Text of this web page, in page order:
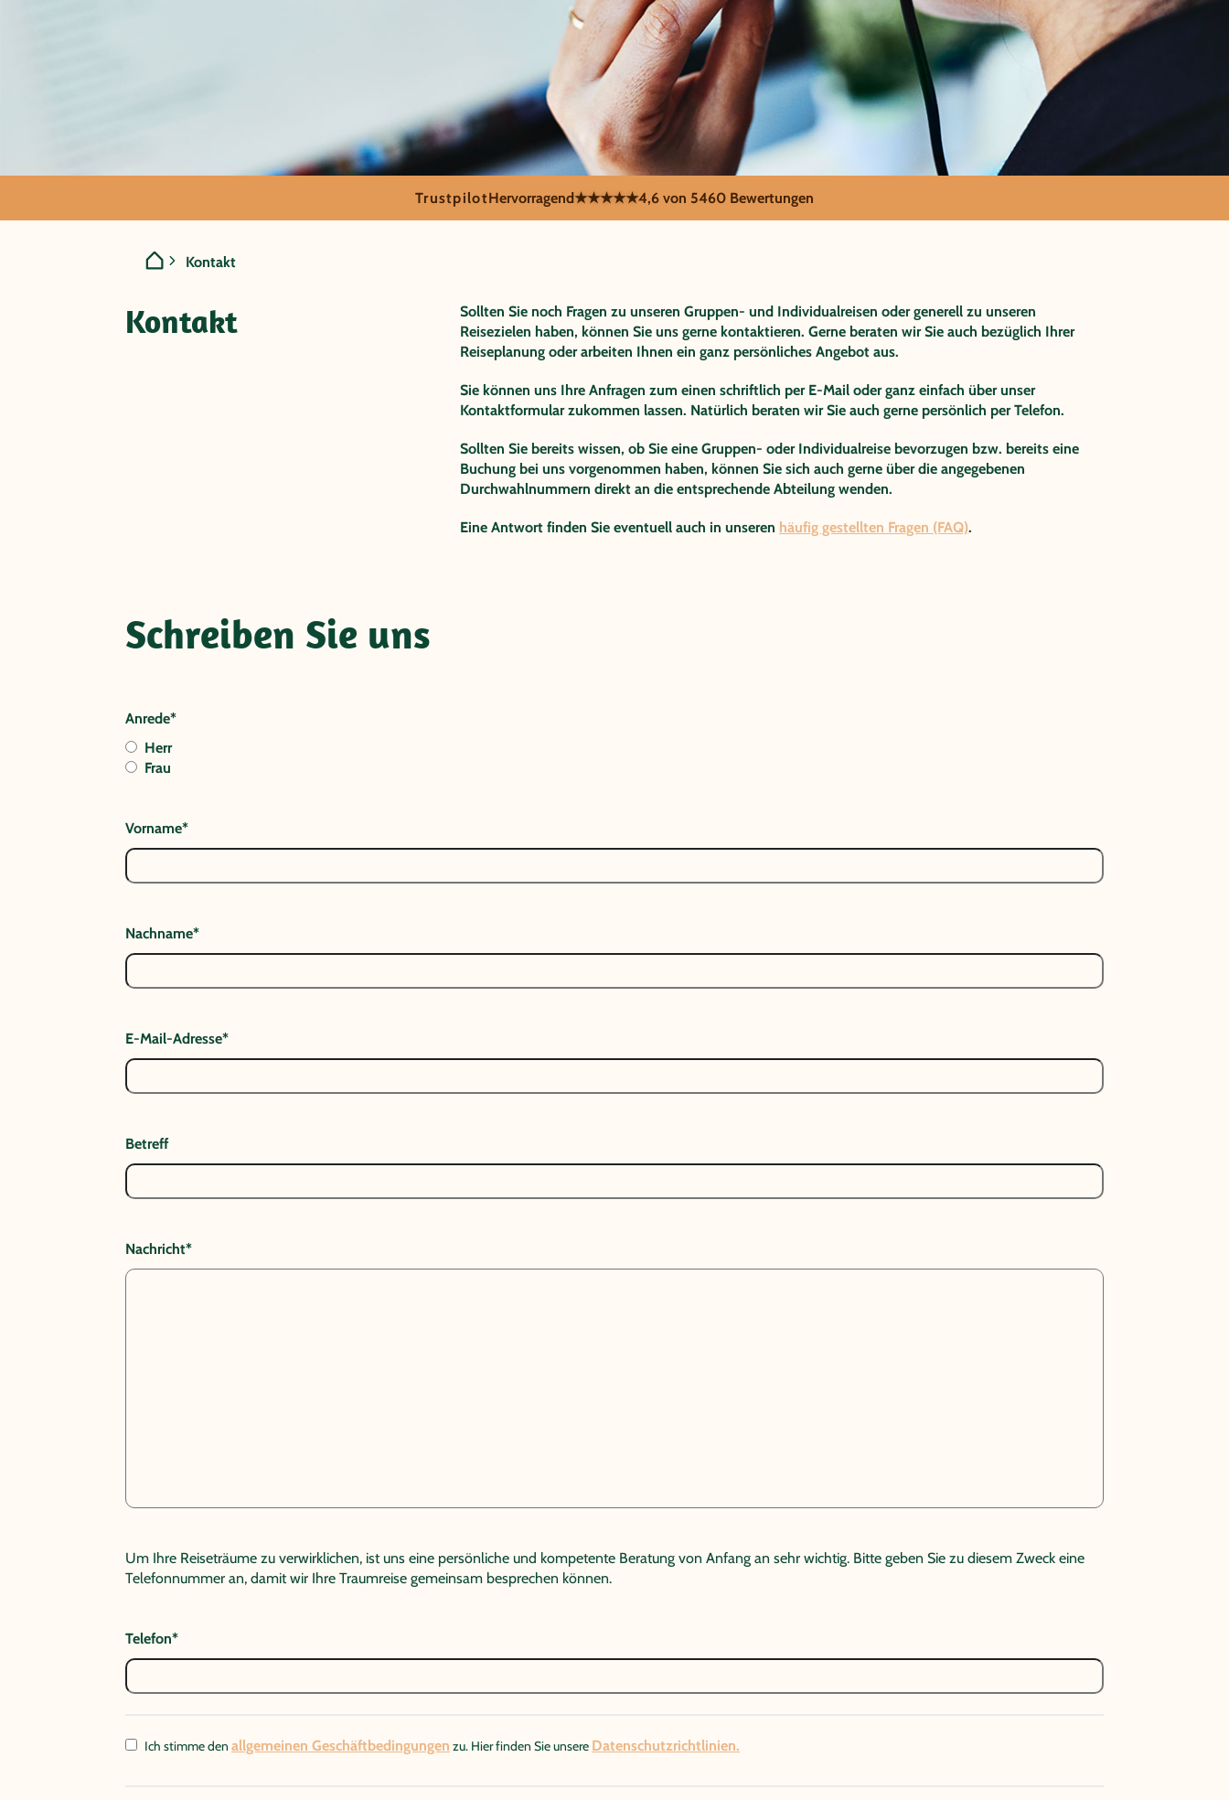
Kontakt
Hier bekommen Sie die
TrustpilotHervorragend★★★★★4,6 von 5460 Bewertungen
Kontakt
Kontakt
Sollten Sie noch Fragen zu unseren Gruppen- und Individualreisen oder generell zu unseren
Reisezielen haben, können Sie uns gerne kontaktieren. Gerne beraten wir Sie auch bezüglich Ihrer
Reiseplanung oder arbeiten Ihnen ein ganz persönliches Angebot aus.
Sie können uns Ihre Anfragen zum einen schriftlich per E-Mail oder ganz einfach über unser
Kontaktformular zukommen lassen. Natürlich beraten wir Sie auch gerne persönlich per Telefon.
Sollten Sie bereits wissen, ob Sie eine Gruppen- oder Individualreise bevorzugen bzw. bereits eine
Buchung bei uns vorgenommen haben, können Sie sich auch gerne über die angegebenen
Durchwahlnummern direkt an die entsprechende Abteilung wenden.
Eine Antwort finden Sie eventuell auch in unseren häufig gestellten Fragen (FAQ).
Schreiben Sie uns
Anrede*
Herr
Frau
Vorname*
Nachname*
E-Mail-Adresse*
Betreff
Nachricht*
Um Ihre Reiseträume zu verwirklichen, ist uns eine persönliche und kompetente Beratung von Anfang an sehr wichtig. Bitte geben Sie zu diesem Zweck eine
Telefonnummer an, damit wir Ihre Traumreise gemeinsam besprechen können.
Telefon*
Ich stimme den allgemeinen Geschäftbedingungen zu. Hier finden Sie unsere Datenschutzrichtlinien.